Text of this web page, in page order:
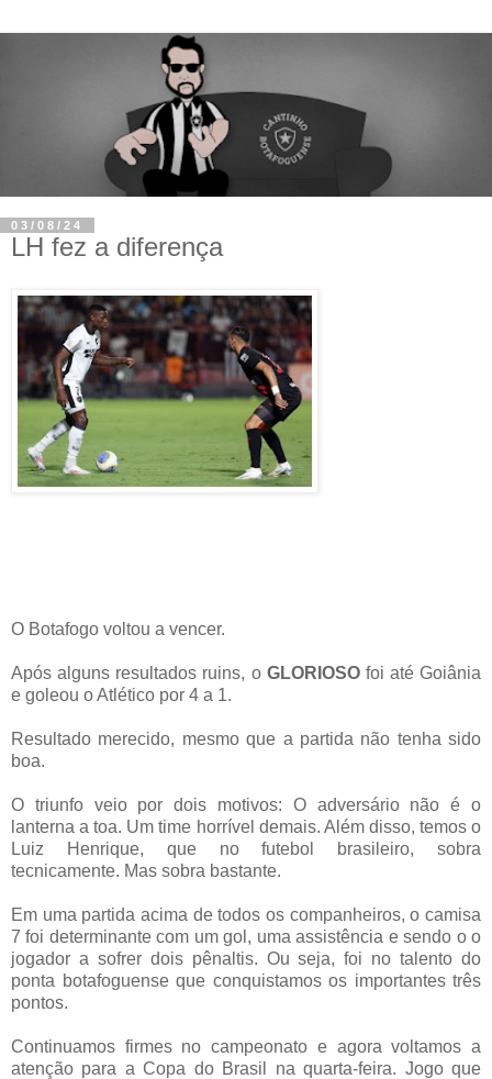
03/08/24
LH fez a diferença
O Botafogo voltou a vencer.
Após alguns resultados ruins, o GLORIOSO foi até Goiânia
e goleou o Atlético por 4 a 1.
Resultado merecido, mesmo que a partida não tenha sido
boa.
O triunfo veio por dois motivos: O adversário não é o
lanterna a toa. Um time horrível demais. Além disso, temos o
Luiz Henrique, que no futebol brasileiro, sobra
tecnicamente. Mas sobra bastante.
Em uma partida acima de todos os companheiros, o camisa
7 foi determinante com um gol, uma assistência e sendo o o
jogador a sofrer dois pênaltis. Ou seja, foi no talento do
ponta botafoguense que conquistamos os importantes três
pontos.
Continuamos firmes no campeonato e agora voltamos a
atenção para a Copa do Brasil na quarta-feira. Jogo que